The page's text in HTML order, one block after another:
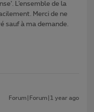
L’ensemble de la
Merci de ne
sauf à ma demande.
Forum|Forum|1 year ago